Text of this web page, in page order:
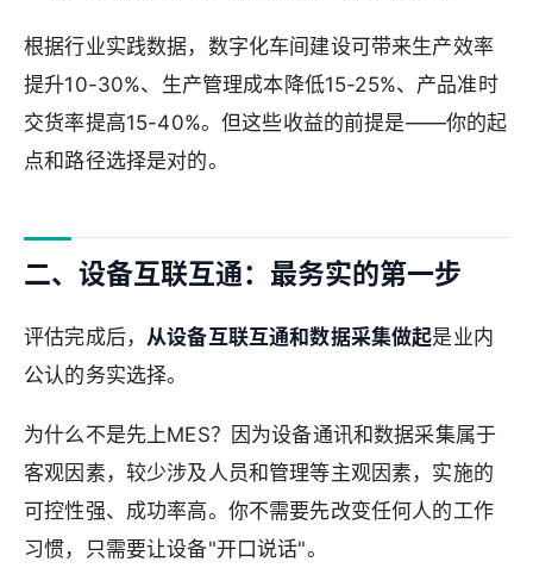
根据行业实践数据，数字化车间建设可带来生产效率
提升10-30%、生产管理成本降低15-25%、产品准时
交货率提高15-40%。但这些收益的前提是——你的起
点和路径选择是对的。
二、设备互联互通：最务实的第一步
评估完成后， 从设备互联互通和数据采集做起是业内
公认的务实选择。
为什么不是先上MES？因为设备通讯和数据采集属于
客观因素，较少涉及人员和管理等主观因素，实施的
可控性强、成功率高。你不需要先改变任何人的工作
习惯，只需要让设备"开口说话"。